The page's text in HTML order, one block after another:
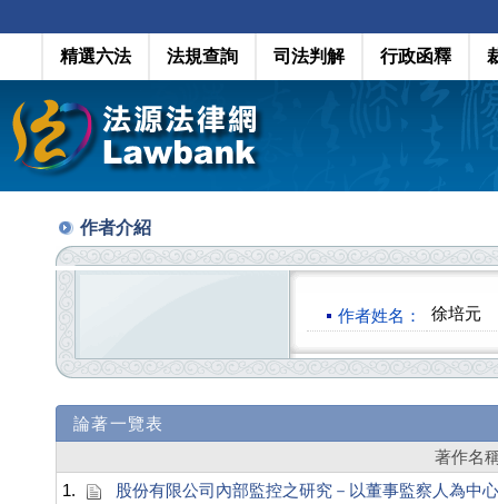
精選六法 法規查詢 司法判解 行政函釋
作者介紹
作者姓名： 徐培元
論著一覽表
著作名
1.
股份有限公司內部監控之研究－以董事監察人為中心